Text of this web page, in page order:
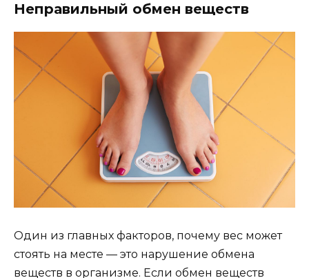
Неправильный обмен веществ
Один из главных факторов, почему вес может
стоять на месте — это нарушение обмена
веществ в организме. Если обмен веществ